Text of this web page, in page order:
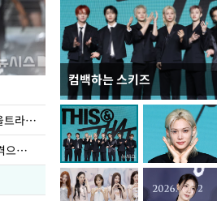
삼성전자, 7일부터 갤럭시 Z 폴드8 울트라·폴드8·플립8 출시
멕시코 인플루언서, 라방 중 괴한 총격으로 사망
컴백하는 스키즈
입추 하루 앞둔 전남광주…
폭염